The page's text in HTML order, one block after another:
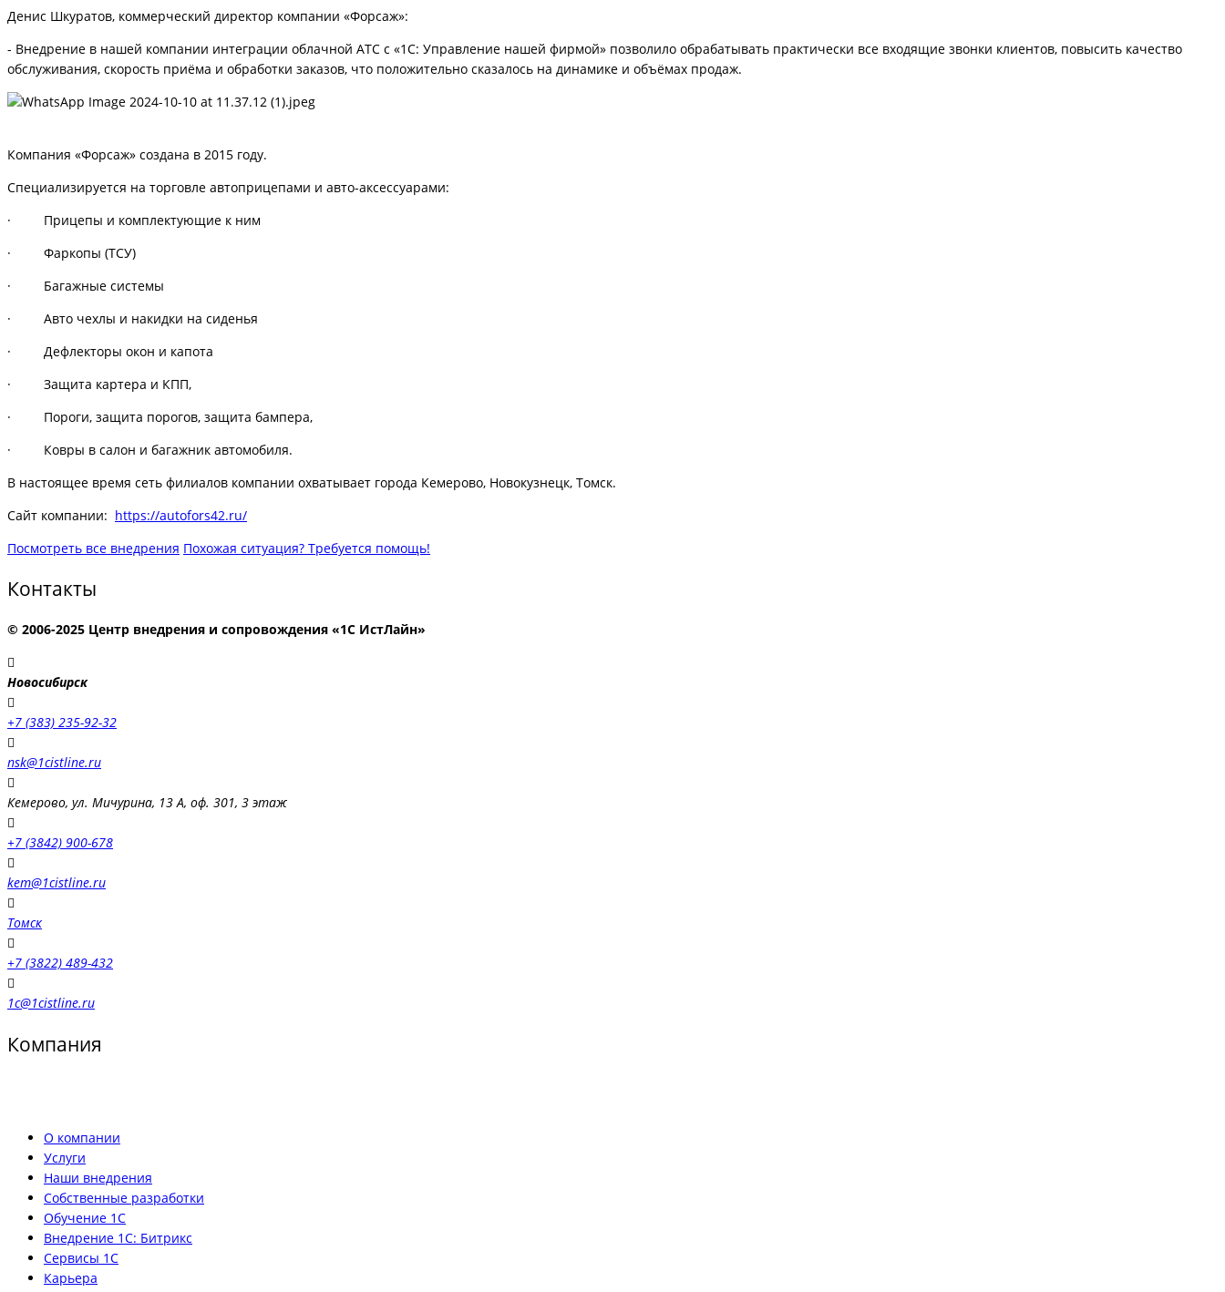
Денис Шкуратов, коммерческий директор компании «Форсаж»:
- Внедрение в нашей компании интеграции облачной АТС с «1С: Управление нашей фирмой» позволило обрабатывать практически все входящие звонки клиентов, повысить качество
обслуживания, скорость приёма и обработки заказов, что положительно сказалось на динамике и объёмах продаж.
Компания «Форсаж» создана в 2015 году.
Специализируется на торговле автоприцепами и авто-аксессуарами:
· Прицепы и комплектующие к ним
· Фаркопы (ТСУ)
· Багажные системы
· Авто чехлы и накидки на сиденья
· Дефлекторы окон и капота
· Защита картера и КПП,
· Пороги, защита порогов, защита бампера,
· Ковры в салон и багажник автомобиля.
В настоящее время сеть филиалов компании охватывает города Кемерово, Новокузнецк, Томск.
Сайт компании: https://autofors42.ru/
Посмотреть все внедрения Похожая ситуация? Требуется помощь!
Контакты
© 2006-2025 Центр внедрения и сопровождения «1С ИстЛайн»
Новосибирск
+7 (383) 235-92-32
nsk@1cistline.ru
Кемерово, ул. Мичурина, 13 А, оф. 301, 3 этаж
+7 (3842) 900-678
kem@1cistline.ru
Томск
+7 (3822) 489-432
1c@1cistline.ru
Компания
О компании
Услуги
Наши внедрения
Собственные разработки
Обучение 1С
Внедрение 1С: Битрикс
Сервисы 1С
Карьера